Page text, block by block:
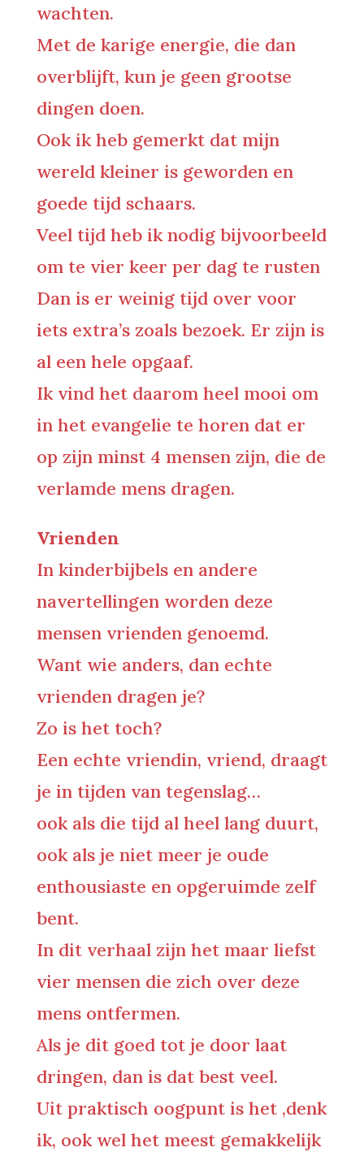
wachten.
Met de karige energie, die dan
overblijft, kun je geen grootse
dingen doen.
Ook ik heb gemerkt dat mijn
wereld kleiner is geworden en
goede tijd schaars.
Veel tijd heb ik nodig bijvoorbeeld
om te vier keer per dag te rusten
Dan is er weinig tijd over voor
iets extra’s zoals bezoek. Er zijn is
al een hele opgaaf.
Ik vind het daarom heel mooi om
in het evangelie te horen dat er
op zijn minst 4 mensen zijn, die de
verlamde mens dragen.
Vrienden
In kinderbijbels en andere
navertellingen worden deze
mensen vrienden genoemd.
Want wie anders, dan echte
vrienden dragen je?
Zo is het toch?
Een echte vriendin, vriend, draagt
je in tijden van tegenslag…
ook als die tijd al heel lang duurt,
ook als je niet meer je oude
enthousiaste en opgeruimde zelf
bent.
In dit verhaal zijn het maar liefst
vier mensen die zich over deze
mens ontfermen.
Als je dit goed tot je door laat
dringen, dan is dat best veel.
Uit praktisch oogpunt is het ,denk
ik, ook wel het meest gemakkelijk